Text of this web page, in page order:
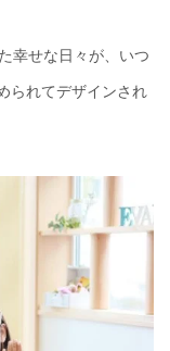
幸せな日々が、いつ
られてデザインされ